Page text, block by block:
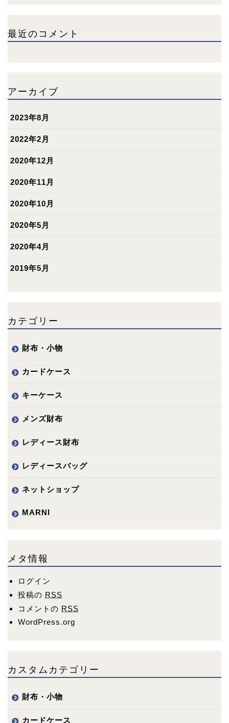
最近のコメント
アーカイブ
2023年8月
2022年2月
2020年12月
2020年11月
2020年10月
2020年5月
2020年4月
2019年5月
カテゴリー
財布・小物
カードケース
キーケース
メンズ財布
レディース財布
レディースバッグ
ネットショップ
MARNI
メタ情報
ログイン
投稿の RSS
コメントの RSS
WordPress.org
カスタムカテゴリー
財布・小物
カードケース